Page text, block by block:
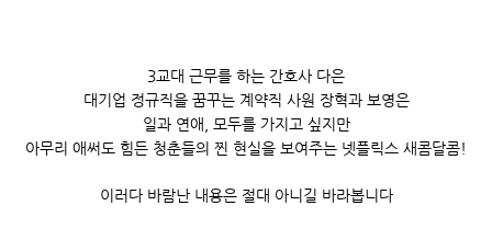
3교대 근무를 하는 간호사 다은
대기업 정규직을 꿈꾸는 계약직 사원 장혁과 보영은
일과 연애, 모두를 가지고 싶지만
아무리 애써도 힘든 청춘들의 찐 현실을 보여주는 넷플릭스 새콤달콤!
이러다 바람난 내용은 절대 아니길 바라봅니다